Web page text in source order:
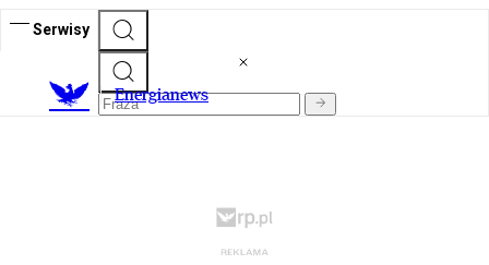
Serwisy
Energianews